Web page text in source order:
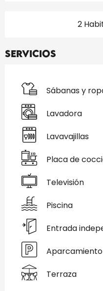
2
Servicios
Sábanas y
Lavadora
Lavavajillas
Placa de
Televisión
Piscina
Entrada
Aparcamiento
Terraza